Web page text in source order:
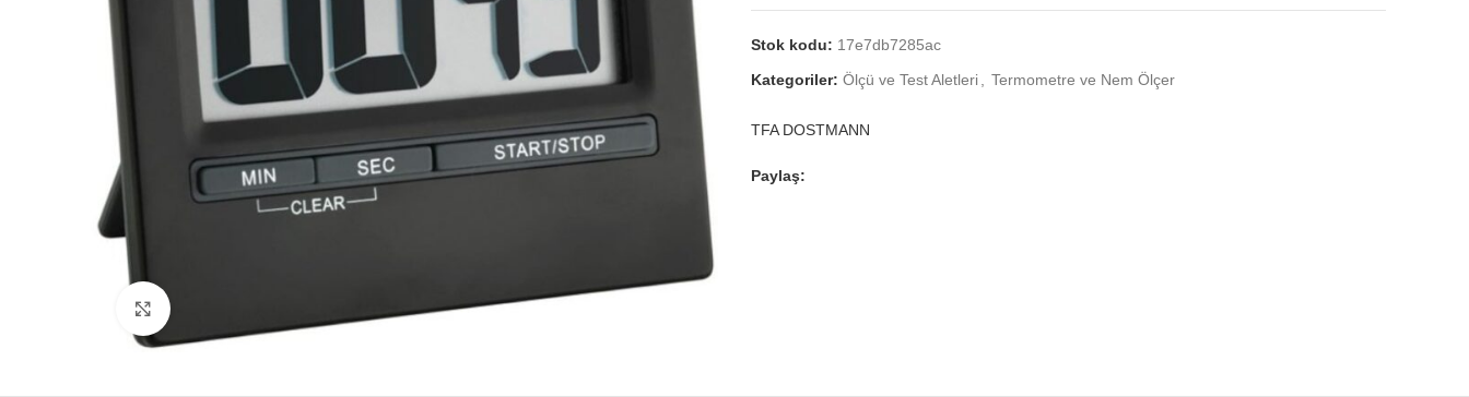
Stok kodu: 17e7db7285ac
Kategoriler: Ölçü ve Test Aletleri Termometre ve Nem Ölçer
TFA DOSTMANN
Paylaş: